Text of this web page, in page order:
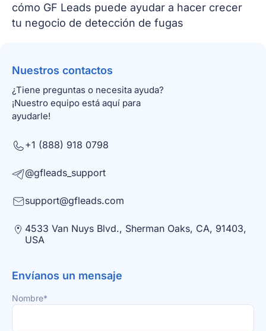
cómo GF Leads puede ayudar a hacer crecer
tu negocio de detección de fugas
Nuestros contactos
¿Tiene preguntas o necesita ayuda?
¡Nuestro equipo está aquí para
ayudarle!
+1 (888) 918 0798
@gfleads_support
support@gfleads.com
4533 Van Nuys Blvd., Sherman Oaks, CA, 91403,
USA
Envíanos un mensaje
Nombre*